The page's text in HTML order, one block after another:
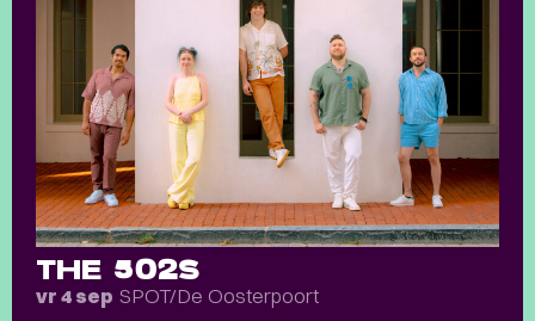
THE 502S
vr 4 sep SPOT/De Oosterpoort